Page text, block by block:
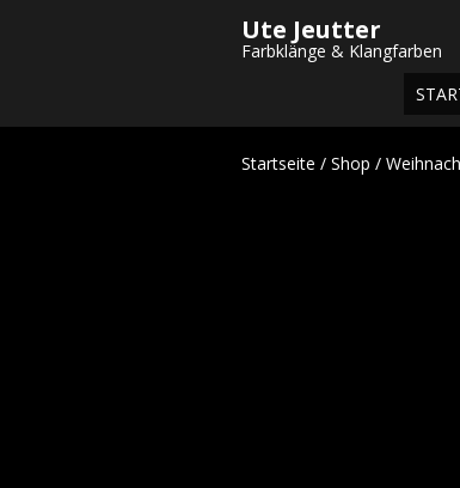
Ute Jeutter
Farbklänge & Klangfarben
Startseite / Shop /